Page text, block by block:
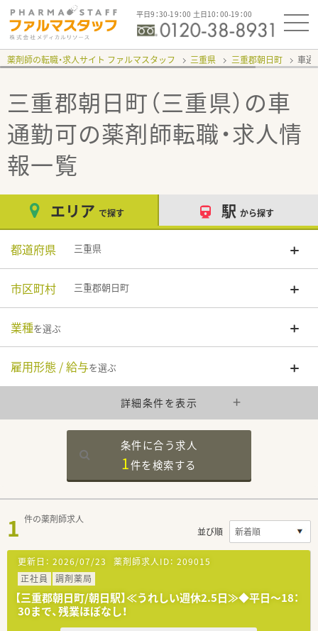
平日9：30-19：00 土日10：00-19：00
薬剤師の転職・求人サイト ファルマスタッフ 三重県 三重郡朝日町 車通
三重郡朝日町（三重県）の車
通勤可の薬剤師転職・求人情
報一覧
エリア で探す 駅 から探す
都道府県 三重県
市区町村 三重郡朝日町
業種を選ぶ
雇用形態 / 給与を選ぶ
詳細条件を表示
条件に合う求人
1件を検索する
1 件の薬剤師求人
並び順
更新日： 2026/07/23 薬剤師求人ID： 209015
正社員
調剤薬局
【三重郡朝日町/朝日駅】≪うれしい週休2.5日≫◆平日～18：
30まで、残業ほぼなし！